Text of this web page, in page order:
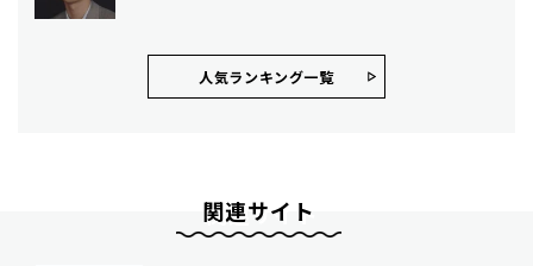
人気ランキング⼀覧
関連サイト